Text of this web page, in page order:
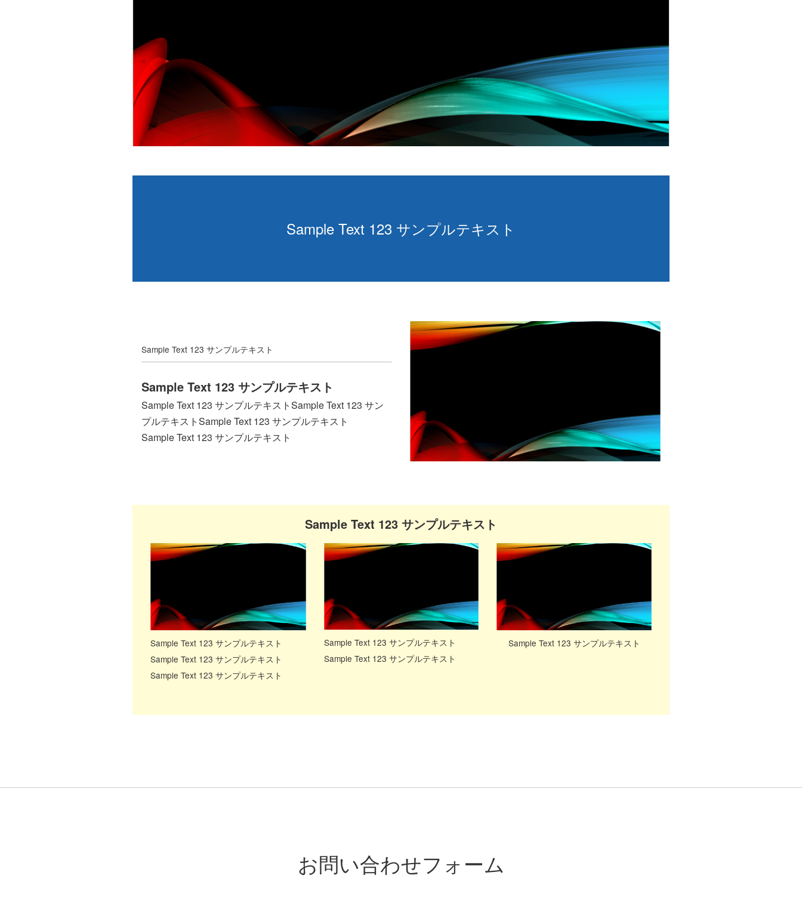
Sample Text 123 サンプルテキスト
Sample Text 123 サンプルテキスト
Sample Text 123 サンプルテキスト
Sample Text 123 サンプルテキストSample Text 123 サン
プルテキストSample Text 123 サンプルテキスト
Sample Text 123 サンプルテキスト
Sample Text 123 サンプルテキスト
Sample Text 123 サンプルテキスト
Sample Text 123 サンプルテキスト
Sample Text 123 サンプルテキスト
Sample Text 123 サンプルテキスト
Sample Text 123 サンプルテキスト
Sample Text 123 サンプルテキスト
お問い合わせフォーム